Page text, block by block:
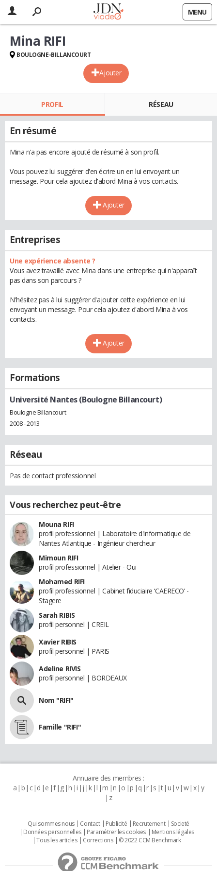
MENU
Ajouter
Mina RIFI
BOULOGNE-BILLANCOURT
PROFIL RÉSEAU
En résumé
Mina n'a pas encore ajouté de résumé à son profil.
Vous pouvez lui suggérer d'en écrire un en lui envoyant un
message. Pour cela ajoutez d'abord Mina à vos contacts.
Ajouter
Entreprises
Une expérience absente ?
Vous avez travaillé avec Mina dans une entreprise qui n'apparaît
pas dans son parcours ?
N'hésitez pas à lui suggérer d'ajouter cette expérience en lui
envoyant un message. Pour cela ajoutez d'abord Mina à vos
contacts.
Ajouter
Formations
Université Nantes (Boulogne Billancourt)
Boulogne Billancourt
2008 - 2013
Réseau
Pas de contact professionnel
Vous recherchez peut-être
Mouna RIFI
profil professionnel | Laboratoire d'informatique de
Nantes Atlantique - Ingénieur chercheur
Mimoun RIFI
profil professionnel | Atelier - Oui
Mohamed RIFI
profil professionnel | Cabinet fiduciaire ‘CAERECO’ -
Stagere
Sarah RIBIS
profil personnel | CREIL
Xavier RIBIS
profil personnel | PARIS
Adeline RIVIS
profil personnel | BORDEAUX
Nom "RIFI"
Famille "RIFI"
Annuaire des membres :
a b c d e f g h i j k l m n o p q r s t u v w x y
z
Qui sommes nous Contact Publicité Recrutement
Societé
Données personnelles
Paramétrer les cookies
Mentions légales
Tous les articles
Corrections © 2022 CCM Benchmark